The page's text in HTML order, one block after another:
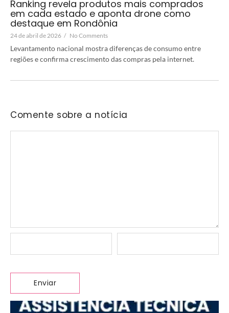
Ranking revela produtos mais comprados
em cada estado e aponta drone como
destaque em Rondônia
24 de abril de 2026 / No Comments
Levantamento nacional mostra diferenças de consumo entre
regiões e confirma crescimento das compras pela internet.
Comente sobre a notícia